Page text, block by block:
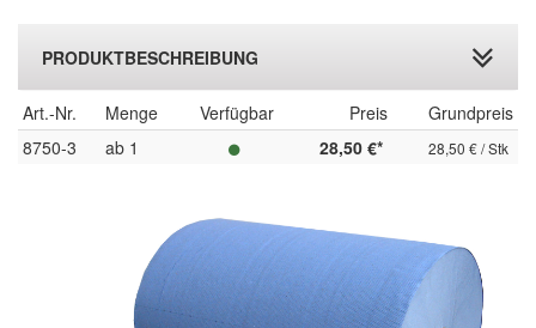
PRODUKTBESCHREIBUNG
Art.-Nr. Menge Verfügbar Preis
Grundpreis
8750-3
ab 1 28,50 €* 28,50 € / Stk